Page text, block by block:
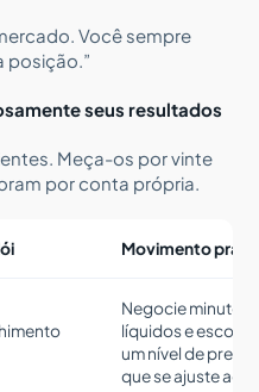
Você sempre
posição.”
seus resultados
Meça-os por vinte
por conta própria.
Movimento
Negocie minutos
líquidos e escolha
um nível de preço
que se ajuste ao